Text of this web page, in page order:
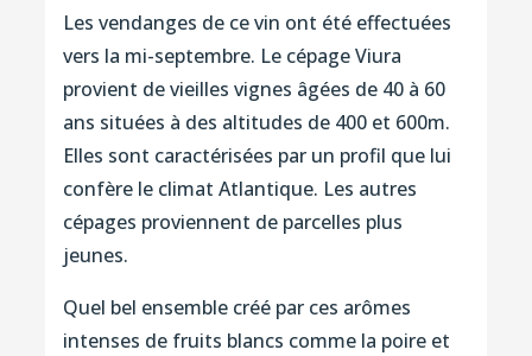
Les vendanges de ce vin ont été effectuées
vers la mi-septembre. Le cépage Viura
provient de vieilles vignes âgées de 40 à 60
ans situées à des altitudes de 400 et 600m.
Elles sont caractérisées par un profil que lui
confère le climat Atlantique. Les autres
cépages proviennent de parcelles plus
jeunes.
Quel bel ensemble créé par ces arômes
intenses de fruits blancs comme la poire et